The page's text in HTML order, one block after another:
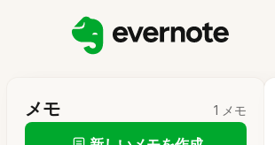
メモ 1 メモ